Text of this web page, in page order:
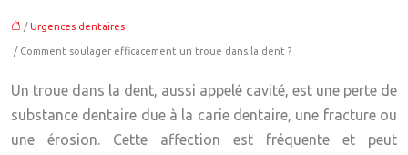
/Urgences dentaires
/ Comment soulager efficacement un troue dans la dent ?
Un troue dans la dent, aussi appelé cavité, est une perte de
substance dentaire due à la carie dentaire, une fracture ou
une érosion. Cette affection est fréquente et peut